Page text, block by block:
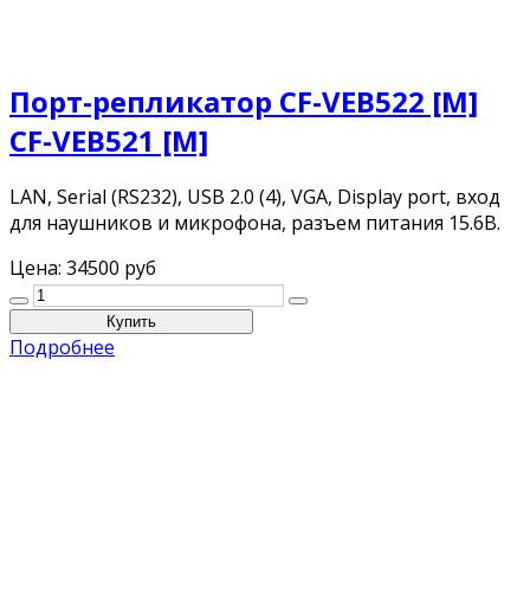
Порт-репликатор CF-VEB522 [M]
CF-VEB521 [M]
LAN, Serial (RS232), USB 2.0 (4), VGA, Display port, вход
для наушников и микрофона, разъем питания 15.6В.
Цена: 34500 руб
Подробнее